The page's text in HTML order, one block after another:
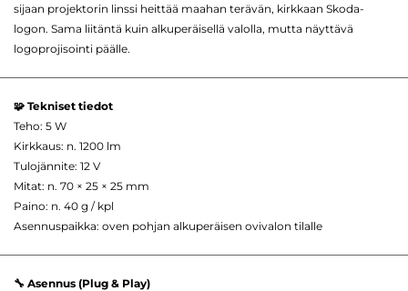
sijaan projektorin linssi heittää maahan terävän, kirkkaan Skoda-
logon. Sama liitäntä kuin alkuperäisellä valolla, mutta näyttävä
logoprojisointi päälle.
🧩 Tekniset tiedot
Teho: 5 W
Kirkkaus: n. 1200 lm
Tulojännite: 12 V
Mitat: n. 70 × 25 × 25 mm
Paino: n. 40 g / kpl
Asennuspaikka: oven pohjan alkuperäisen ovivalon tilalle
🔧 Asennus (Plug & Play)